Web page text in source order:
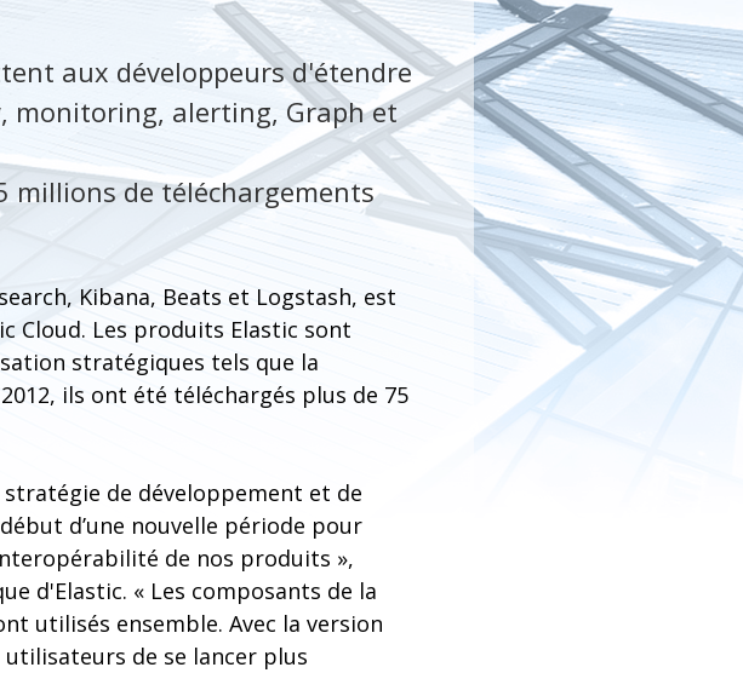
aux développeurs d'étendre
monitoring, alerting, Graph et
millions de téléchargements
Kibana, Beats et Logstash, est
Cloud. Les produits Elastic sont
stratégiques tels que la
ils ont été téléchargés plus de 75
de développement et de
d’une nouvelle période pour
de nos produits »,
d'Elastic. « Les composants de la
utilisés ensemble. Avec la version
de se lancer plus